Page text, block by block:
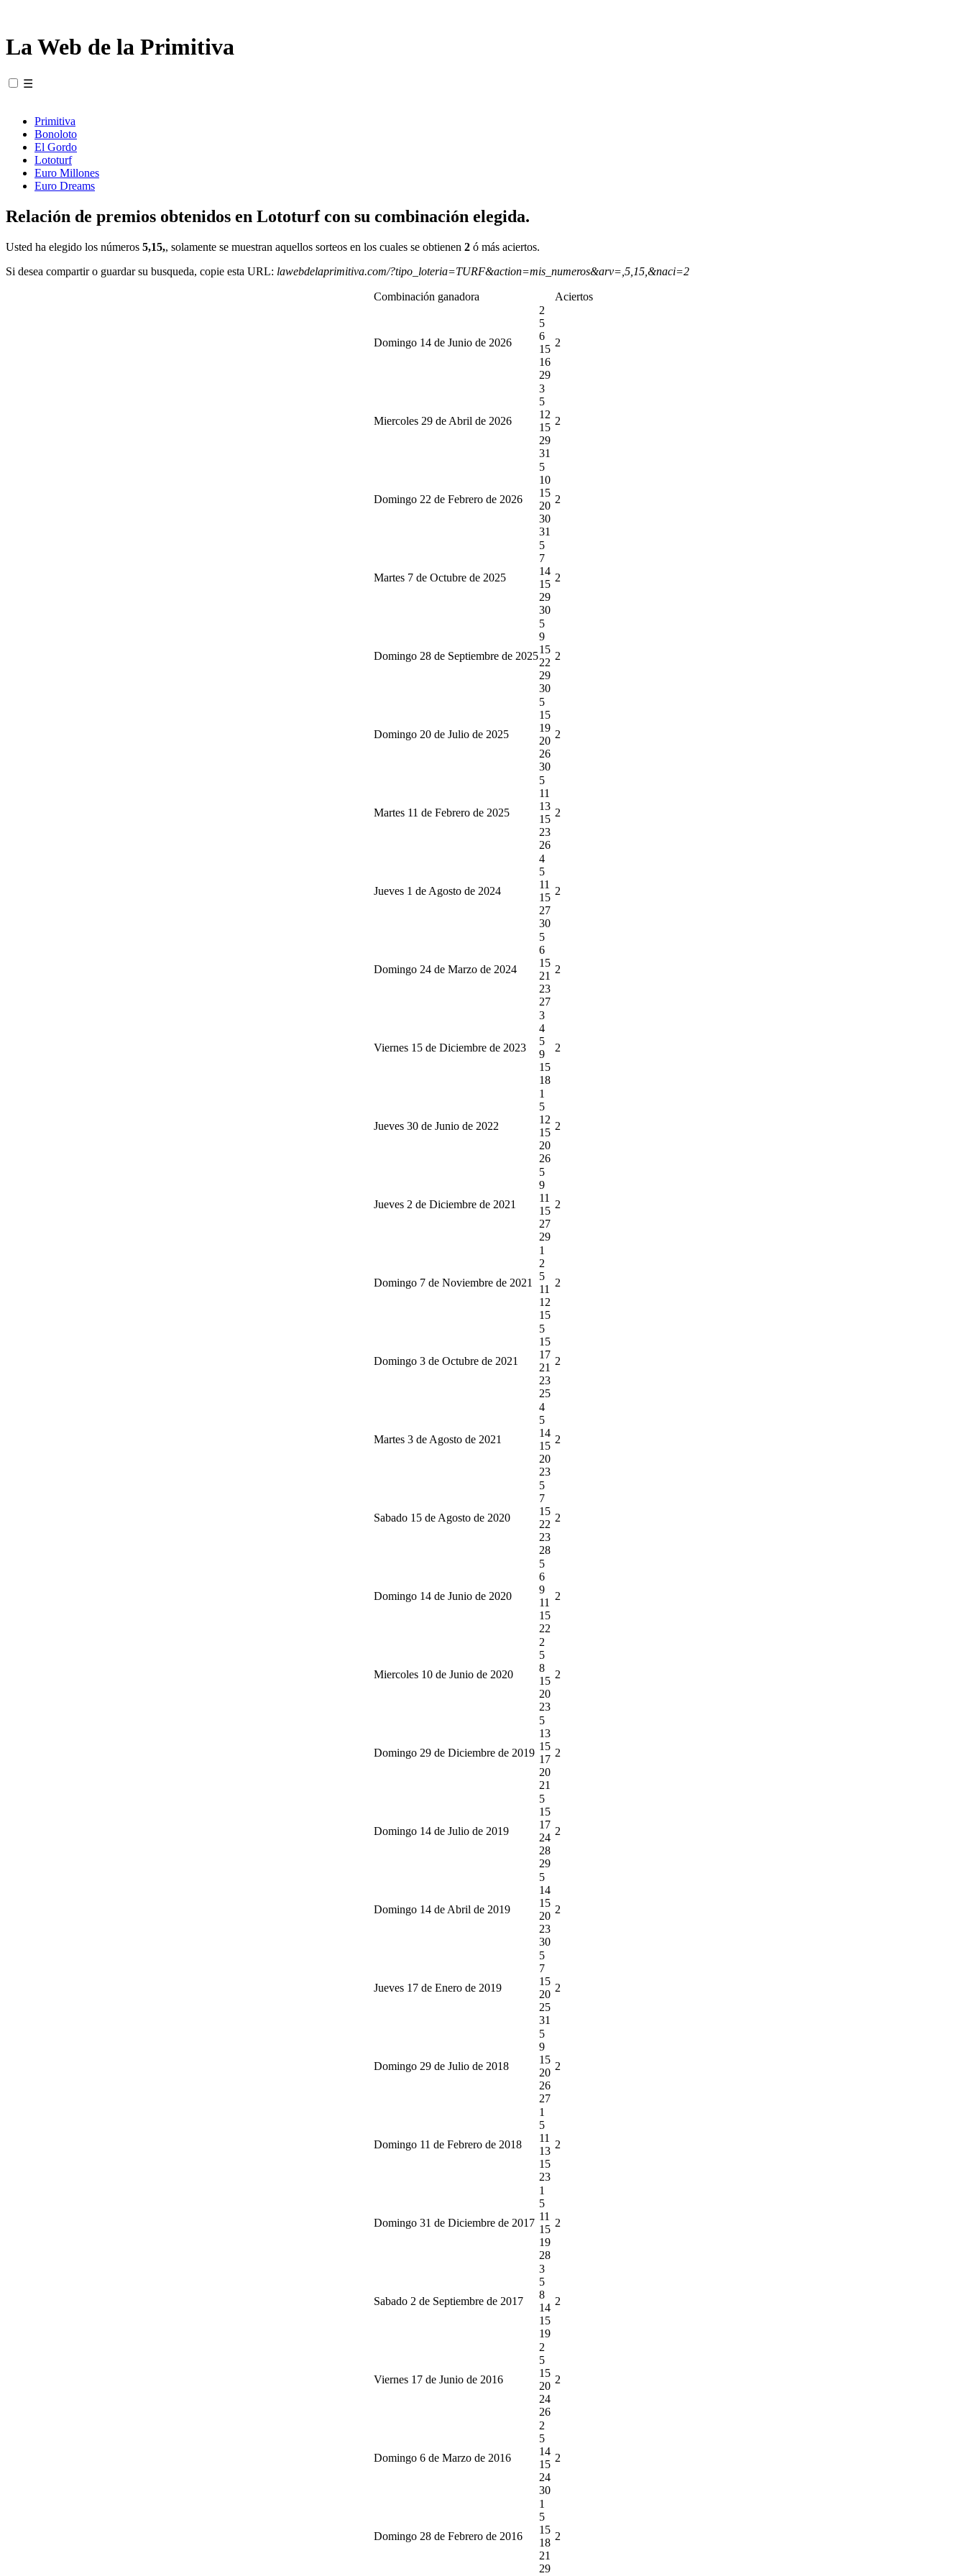
La Web de la Primitiva
☰
Primitiva
Bonoloto
El Gordo
Lototurf
Euro Millones
Euro Dreams
Relación de premios obtenidos en Lototurf con su combinación elegida.
Usted ha elegido los números 5,15,, solamente se muestran aquellos sorteos en los cuales se obtienen 2 ó más aciertos.
Si desea compartir o guardar su busqueda, copie esta URL: lawebdelaprimitiva.com/?tipo_loteria=TURF&action=mis_numeros&arv=,5,15,&naci=2
Combinación ganadora Aciertos
Domingo 14 de Junio de 2026
2
5
6
15
16
29
2
Miercoles 29 de Abril de 2026
3
5
12
15
29
31
2
Domingo 22 de Febrero de 2026
5
10
15
20
30
31
2
Martes 7 de Octubre de 2025
5
7
14
15
29
30
2
Domingo 28 de Septiembre de 2025
5
9
15
22
29
30
2
Domingo 20 de Julio de 2025
5
15
19
20
26
30
2
Martes 11 de Febrero de 2025
5
11
13
15
23
26
2
Jueves 1 de Agosto de 2024
4
5
11
15
27
30
2
Domingo 24 de Marzo de 2024
5
6
15
21
23
27
2
Viernes 15 de Diciembre de 2023
3
4
5
9
15
18
2
Jueves 30 de Junio de 2022
1
5
12
15
20
26
2
Jueves 2 de Diciembre de 2021
5
9
11
15
27
29
2
Domingo 7 de Noviembre de 2021
1
2
5
11
12
15
2
Domingo 3 de Octubre de 2021
5
15
17
21
23
25
2
Martes 3 de Agosto de 2021
4
5
14
15
20
23
2
Sabado 15 de Agosto de 2020
5
7
15
22
23
28
2
Domingo 14 de Junio de 2020
5
6
9
11
15
22
2
Miercoles 10 de Junio de 2020
2
5
8
15
20
23
2
Domingo 29 de Diciembre de 2019
5
13
15
17
20
21
2
Domingo 14 de Julio de 2019
5
15
17
24
28
29
2
Domingo 14 de Abril de 2019
5
14
15
20
23
30
2
Jueves 17 de Enero de 2019
5
7
15
20
25
31
2
Domingo 29 de Julio de 2018
5
9
15
20
26
27
2
Domingo 11 de Febrero de 2018
1
5
11
13
15
23
2
Domingo 31 de Diciembre de 2017
1
5
11
15
19
28
2
Sabado 2 de Septiembre de 2017
3
5
8
14
15
19
2
Viernes 17 de Junio de 2016
2
5
15
20
24
26
2
Domingo 6 de Marzo de 2016
2
5
14
15
24
30
2
Domingo 28 de Febrero de 2016
1
5
15
18
21
29
2